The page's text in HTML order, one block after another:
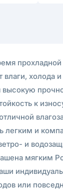
холода
к
легким и
и
или